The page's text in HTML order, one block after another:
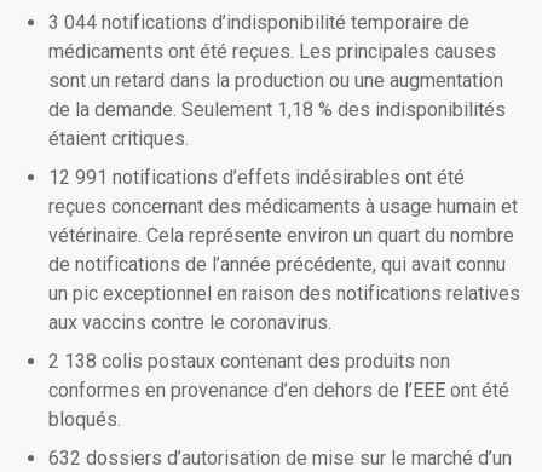
3 044 notifications d’indisponibilité temporaire de
médicaments ont été reçues. Les principales causes
sont un retard dans la production ou une augmentation
de la demande. Seulement 1,18 % des indisponibilités
étaient critiques.
12 991 notifications d’effets indésirables ont été
reçues concernant des médicaments à usage humain et
vétérinaire. Cela représente environ un quart du nombre
de notifications de l’année précédente, qui avait connu
un pic exceptionnel en raison des notifications relatives
aux vaccins contre le coronavirus.
2 138 colis postaux contenant des produits non
conformes en provenance d’en dehors de l’EEE ont été
bloqués.
632 dossiers d’autorisation de mise sur le marché d’un